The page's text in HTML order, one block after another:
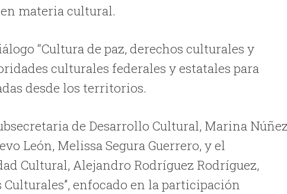
materia cultural.
“Cultura de paz, derechos culturales y
culturales federales y estatales para
desde los territorios.
de Desarrollo Cultural, Marina
León, Melissa Segura Guerrero, y el
Cultural, Alejandro Rodríguez Rodríguez,
enfocado en la participación